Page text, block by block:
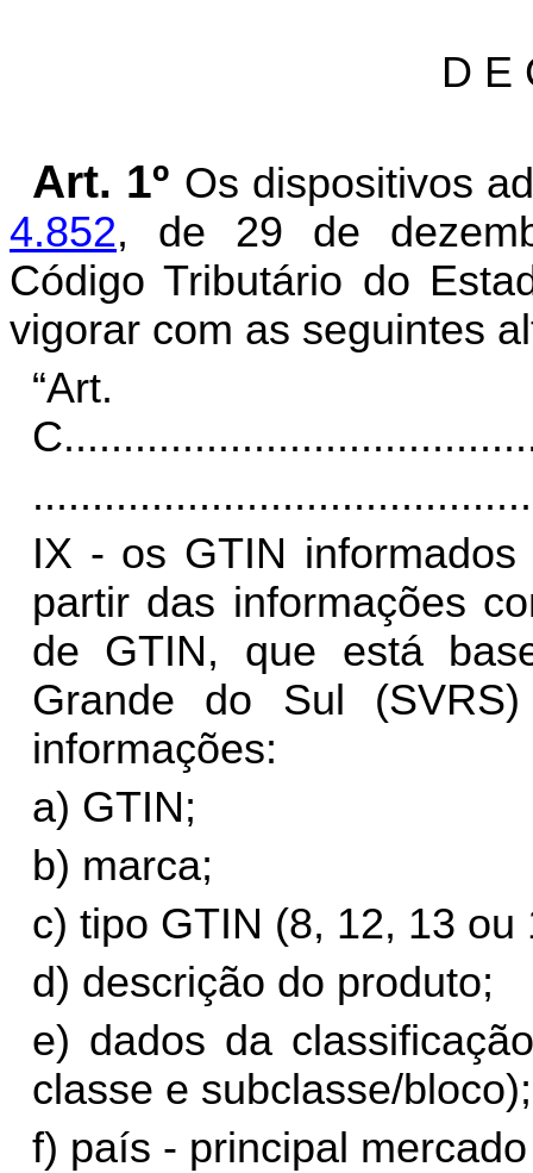
D E
Art. 1º Os dispositivos
4.852, de 29 de
Código Tributário do
vigorar com as seguintes
C
IX - os GTIN
partir das informações
de GTIN, que está
Grande do Sul
informações:
a) GTIN;
b) marca;
c) tipo GTIN (8, 12, 13 ou
d) descrição do produto;
e) dados da
classe e subclasse/bloco);
f) país - principal